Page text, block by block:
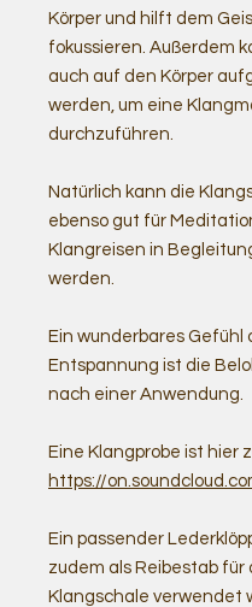
Körper und hilft dem
fokussieren. Außerdem
auch auf den Körper
werden, um eine
durchzuführen.
Natürlich kann die
ebenso gut für
Klangreisen in
werden.
Ein wunderbares Gefühl
Entspannung ist die
nach einer Anwendung.
Eine Klangprobe ist hier
https://
Ein passender
zudem als Reibestab für
Klangschale verwendet